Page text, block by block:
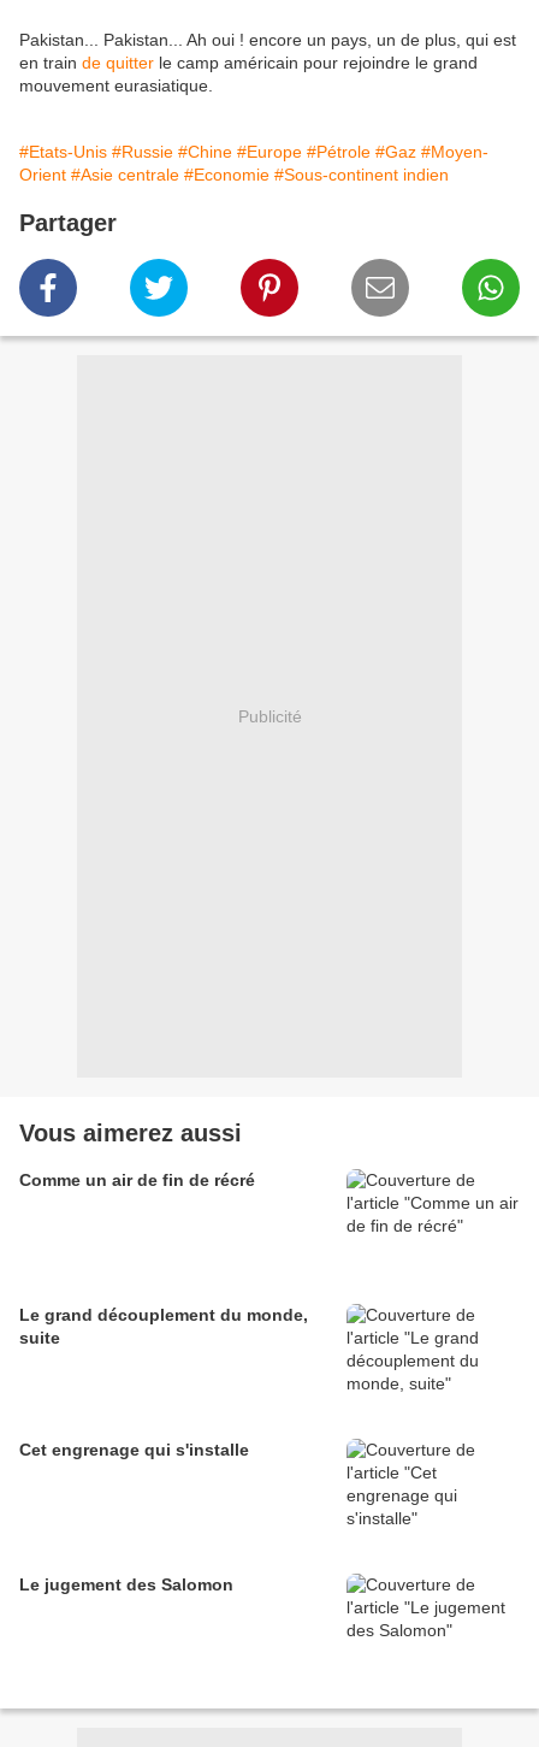
Pakistan... Pakistan... Ah oui ! encore un pays, un de plus, qui est
en train de quitter le camp américain pour rejoindre le grand
mouvement eurasiatique.
#Etats-Unis #Russie #Chine #Europe #Pétrole #Gaz #Moyen-
Orient #Asie centrale #Economie #Sous-continent indien
Partager
Publicité
Vous aimerez aussi
Comme un air de fin de récré
Le grand découplement du monde,
suite
Cet engrenage qui s'installe
Le jugement des Salomon